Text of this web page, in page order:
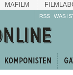
MAFILM
RSS WAS